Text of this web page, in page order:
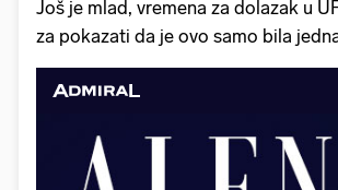
Još je mlad, vremena za dolazak u
za pokazati da je ovo samo bila